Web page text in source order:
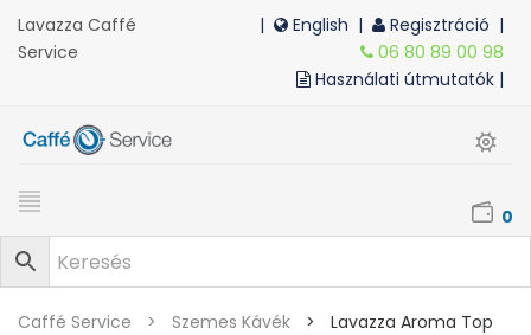
Lavazza Caffé
Service
| Regisztráció |
|
English
06 80 89 00 98
Használati útmutatók |
0
Caffé Service > Szemes Kávék >
Lavazza Aroma Top